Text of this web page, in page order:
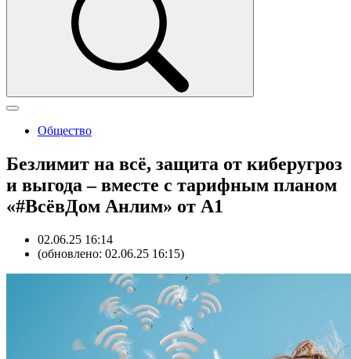
Общество
Безлимит на всё, защита от киберугроз
и выгода – вместе с тарифным планом
«#ВсёвДом Анлим» от А1
02.06.25 16:14
(обновлено: 02.06.25 16:15)